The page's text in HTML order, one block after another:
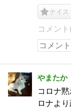
ナイス
コメント
やまたか
コロナ
ロナよ